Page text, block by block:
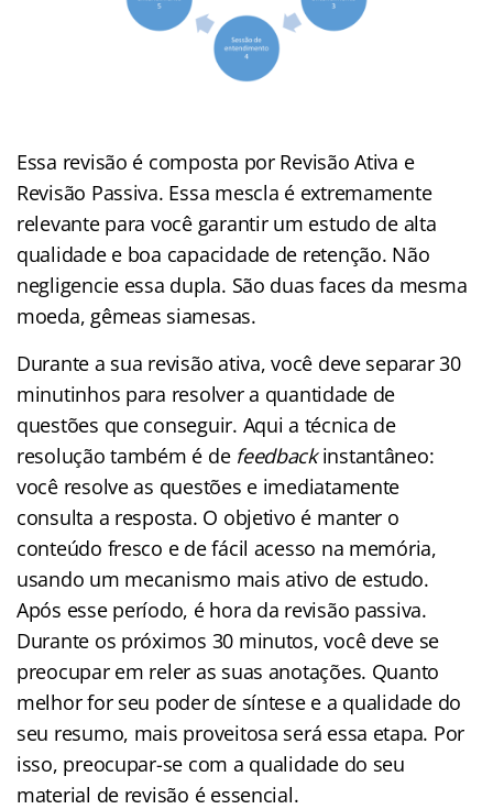
Essa revisão é composta por Revisão Ativa e
Revisão Passiva. Essa mescla é extremamente
relevante para você garantir um estudo de alta
qualidade e boa capacidade de retenção. Não
negligencie essa dupla. São duas faces da mesma
moeda, gêmeas siamesas.
Durante a sua revisão ativa, você deve separar 30
minutinhos para resolver a quantidade de
questões que conseguir. Aqui a técnica de
resolução também é de feedbackinstantâneo:
você resolve as questões e imediatamente
consulta a resposta. O objetivo é manter o
conteúdo fresco e de fácil acesso na memória,
usando um mecanismo mais ativo de estudo.
Após esse período, é hora da revisão passiva.
Durante os próximos 30 minutos, você deve se
preocupar em reler as suas anotações. Quanto
melhor for seu poder de síntese e a qualidade do
seu resumo, mais proveitosa será essa etapa. Por
isso, preocupar-se com a qualidade do seu
material de revisão é essencial.